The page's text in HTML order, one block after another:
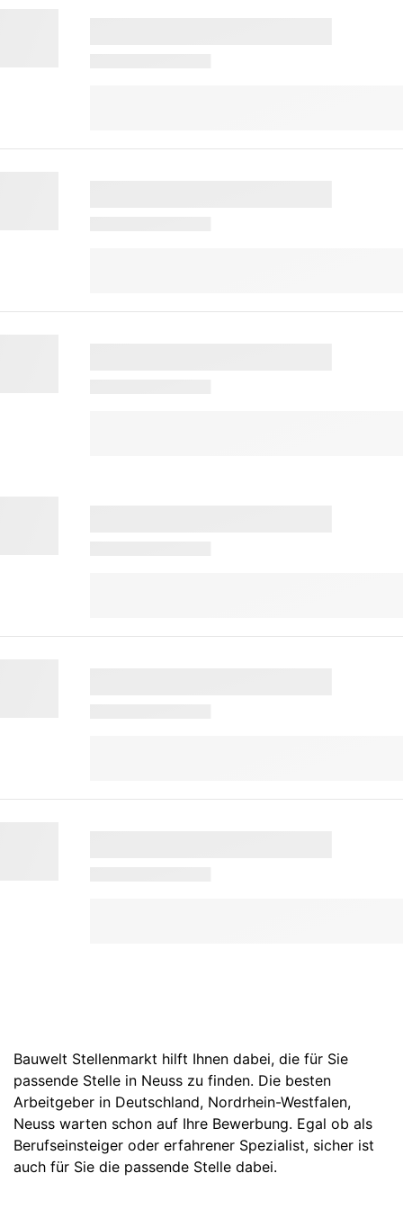
Bauwelt Stellenmarkt hilft Ihnen dabei, die für Sie
passende Stelle in Neuss zu finden. Die besten
Arbeitgeber in Deutschland, Nordrhein-Westfalen,
Neuss warten schon auf Ihre Bewerbung. Egal ob als
Berufseinsteiger oder erfahrener Spezialist, sicher ist
auch für Sie die passende Stelle dabei.